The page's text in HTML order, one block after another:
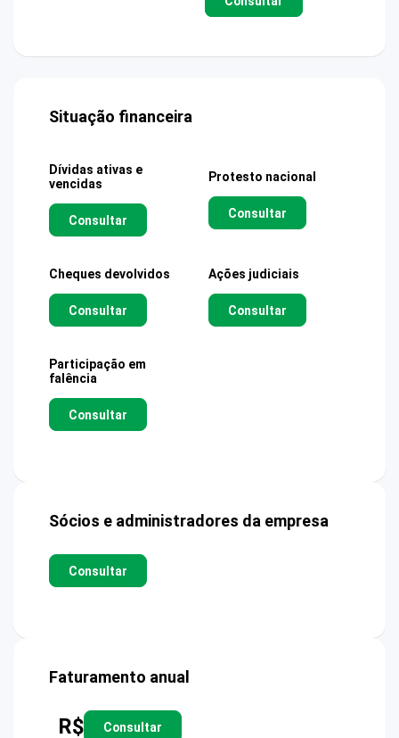
Situação financeira
Dívidas ativas e
vencidas
Consultar
Protesto nacional
Consultar
Cheques devolvidos
Consultar
Ações judiciais
Consultar
Participação em
falência
Consultar
Sócios e administradores da empresa
Consultar
Faturamento anual
R$ Consultar